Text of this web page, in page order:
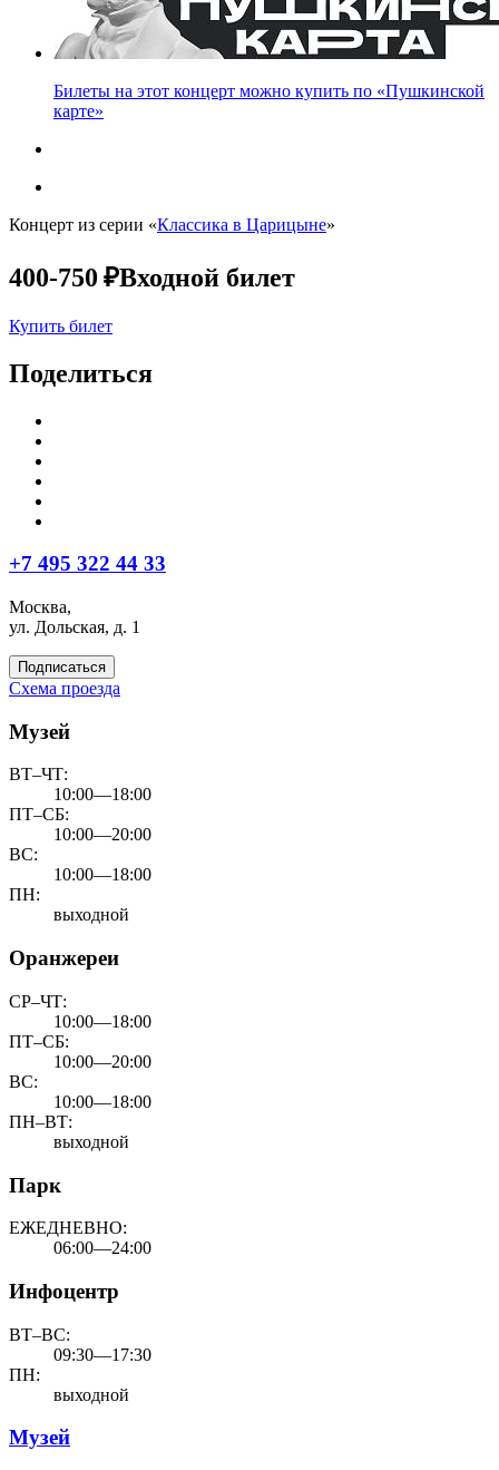
Билеты на этот концерт можно купить по «Пушкинской
карте»
Концерт из серии «Классика в Царицыне»
400-750 ₽Входной билет
Купить билет
Поделиться
+7 495 322 44 33
Москва,
ул. Дольская, д. 1
Подписаться
Схема проезда
Музей
ВТ–ЧТ:
10:00—18:00
ПТ–СБ:
10:00—20:00
ВС:
10:00—18:00
ПН:
выходной
Оранжереи
СР–ЧТ:
10:00—18:00
ПТ–СБ:
10:00—20:00
ВС:
10:00—18:00
ПН–ВТ:
выходной
Парк
ЕЖЕДНЕВНО:
06:00—24:00
Инфоцентр
ВТ–ВС:
09:30—17:30
ПН:
выходной
Музей